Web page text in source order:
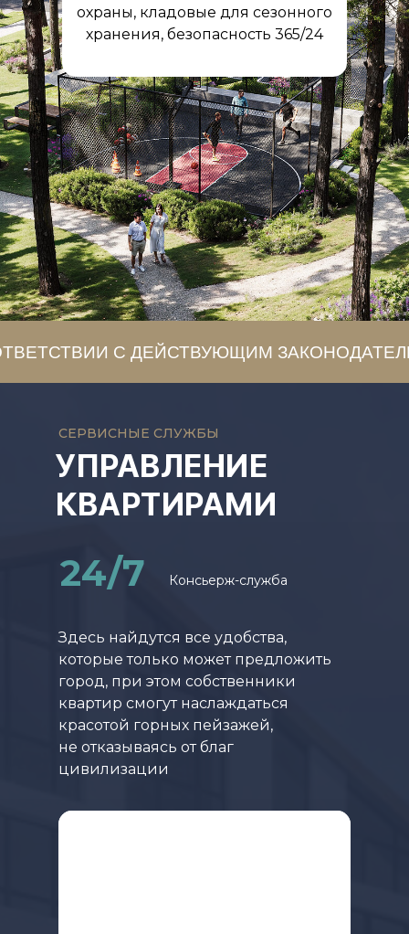
охраны, кладовые для сезонного
хранения, безопасность 365/24
С ДЕЙСТВУЮЩИМ
УПРАВЛЕНИЕ
КВАРТИРАМИ
СЕРВИСНЫЕ СЛУЖБЫ
Здесь найдутся все удобства,
которые только может предложить
город, при этом собственники
квартир смогут наслаждаться
красотой горных пейзажей,
не отказываясь от благ
цивилизации
24/7 Консьерж-служба